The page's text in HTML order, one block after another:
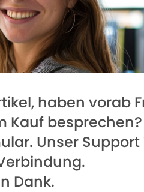
haben vorab
Kauf besprechen?
Unser
Dank.